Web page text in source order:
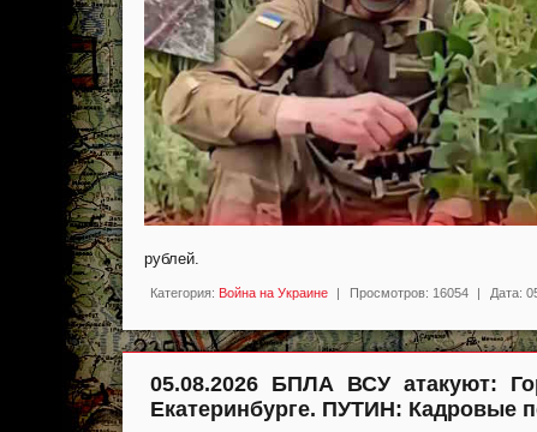
рублей.
Категория: Война на Украине | Просмотров: 16054 | Дата:
05.08.2026 БПЛА ВСУ атакуют:
Екатеринбурге. ПУТИН: Кадровые